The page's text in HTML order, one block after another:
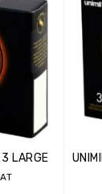
LARGE